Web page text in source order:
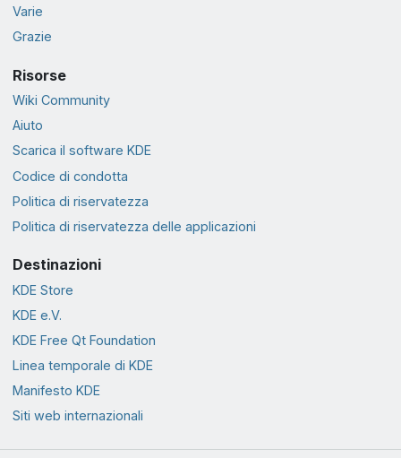
Varie
Grazie
Risorse
Wiki Community
Aiuto
Scarica il software KDE
Codice di condotta
Politica di riservatezza
Politica di riservatezza delle applicazioni
Destinazioni
KDE Store
KDE e.V.
KDE Free Qt Foundation
Linea temporale di KDE
Manifesto KDE
Siti web internazionali